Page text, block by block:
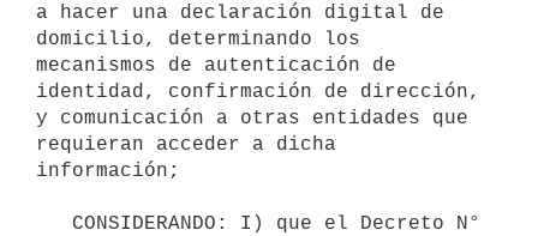
a hacer una declaración digital de
domicilio, determinando los
mecanismos de autenticación de
identidad, confirmación de dirección,
y comunicación a otras entidades que
requieran acceder a dicha
información;